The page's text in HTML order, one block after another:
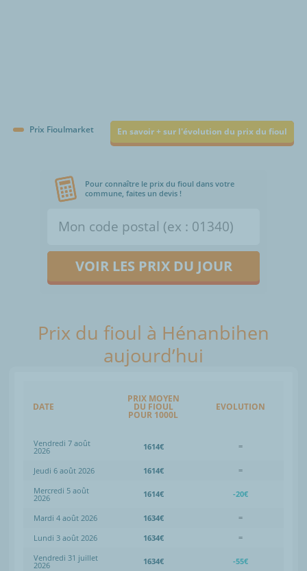
Prix Fioulmarket En savoir + sur l'évolution du prix du fioul
Pour connaître le prix du fioul dans votre
commune, faites un devis !
VOIR LES PRIX DU JOUR
Prix du fioul à Hénanbihen
aujourd’hui
DATE
PRIX MOYEN
DU FIOUL
POUR 1000L
EVOLUTION
Vendredi 7 août
2026 1614€ =
Jeudi 6 août 2026 1614€
=
Mercredi 5 août
2026 1614€ -20€
Mardi 4 août 2026 1634€
=
Lundi 3 août 2026
1634€
=
Vendredi 31 juillet
2026 1634€ -55€